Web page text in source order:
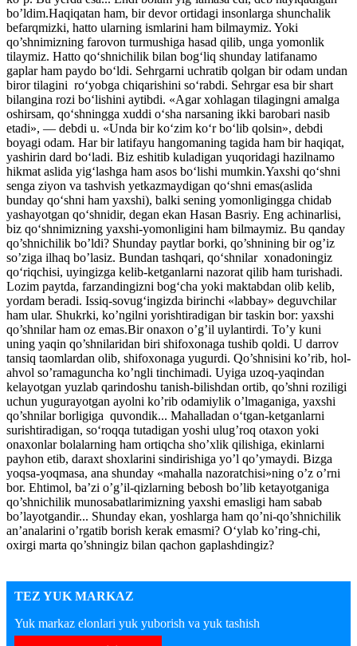
bo’ldim.Haqiqatan ham, bir devor ortidagi insonlarga shunchalik
befarqmizki, hatto ularning ismlarini ham bilmaymiz. Yoki
qo’shnimizning farovon turmushiga hasad qilib, unga yomonlik
tilaymiz. Hatto qo‘shnichilik bilan bog‘liq shunday latifanamo
gaplar ham paydo bo‘ldi. Sehrgarni uchratib qolgan bir odam undan
biror tilagini ro‘yobga chiqarishini so‘rabdi. Sehrgar esa bir shart
bilangina rozi bo‘lishini aytibdi. «Agar xohlagan tilagingni amalga
oshirsam, qo‘shningga xuddi o‘sha narsaning ikki barobari nasib
etadi», — debdi u. «Unda bir ko‘zim ko‘r bo‘lib qolsin», debdi
boyagi odam. Har bir latifayu hangomaning tagida ham bir haqiqat,
yashirin dard bo‘ladi. Biz eshitib kuladigan yuqoridagi hazilnamo
hikmat aslida yig‘lashga ham asos bo‘lishi mumkin.Yaxshi qo‘shni
senga ziyon va tashvish yetkazmaydigan qo‘shni emas(aslida
bunday qo‘shni ham yaxshi), balki sening yomonligingga chidab
yashayotgan qo‘shnidir, degan ekan Hasan Basriy. Eng achinarlisi,
biz qo‘shnimizning yaxshi-yomonligini ham bilmaymiz. Bu qanday
qo’shnichilik bo’ldi? Shunday paytlar borki, qo’shnining bir og’iz
so’ziga ilhaq bo’lasiz. Bundan tashqari, qo‘shnilar xonadoningiz
qo‘riqchisi, uyingizga kelib-ketganlarni nazorat qilib ham turishadi.
Lozim paytda, farzandingizni bog‘cha yoki maktabdan olib kelib,
yordam beradi. Issiq-sovug‘ingizda birinchi «labbay» deguvchilar
ham ular. Shukrki, ko’ngilni yorishtiradigan bir taskin bor: yaxshi
qo’shnilar ham oz emas.Bir onaxon o’g’il uylantirdi. To’y kuni
uning yaqin qo’shnilaridan biri shifoxonaga tushib qoldi. U darrov
tansiq taomlardan olib, shifoxonaga yugurdi. Qo’shnisini ko’rib, hol-
ahvol so’ramaguncha ko’ngli tinchimadi. Uyiga uzoq-yaqindan
kelayotgan yuzlab qarindoshu tanish-bilishdan ortib, qo’shni roziligi
uchun yugurayotgan ayolni ko’rib odamiylik o’lmaganiga, yaxshi
qo’shnilar borligiga quvondik... Mahalladan o‘tgan-ketganlarni
surishtiradigan, so‘roqqa tutadigan yoshi ulug’roq otaxon yoki
onaxonlar bolalarning ham ortiqcha sho’xlik qilishiga, ekinlarni
payhon etib, daraxt shoxlarini sindirishiga yo’l qo’ymaydi. Bizga
yoqsa-yoqmasa, ana shunday «mahalla nazoratchisi»ning o’z o’rni
bor. Ehtimol, ba’zi o’g’il-qizlarning bebosh bo’lib ketayotganiga
qo’shnichilik munosabatlarimizning yaxshi emasligi ham sabab
bo’layotgandir... Shunday ekan, yoshlarga ham qo’ni-qo’shnichilik
an’analarini o’rgatib borish kerak emasmi? O‘ylab ko’ring-chi,
oxirgi marta qo’shningiz bilan qachon gaplashdingiz?
TEZ YUK MARKAZ
Yuk markaz elonlari yuk yuborish va yuk tashish